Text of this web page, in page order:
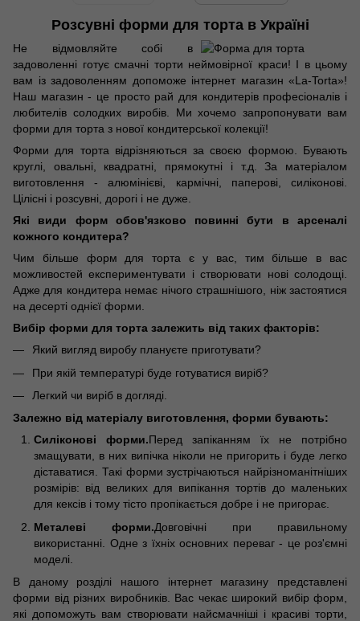
Розсувні форми для торта в Україні
Не відмовляйте собі в
задоволенні готує смачні торти неймовірної краси! І в цьому
вам із задоволенням допоможе інтернет магазин «La-Torta»!
Наш магазин - це просто рай для кондитерів професіоналів і
любителів солодких виробів. Ми хочемо запропонувати вам
форми для торта з нової кондитерської колекції!
Форми для торта відрізняються за своєю формою. Бувають
круглі, овальні, квадратні, прямокутні і т.д. За матеріалом
виготовлення - алюмінієві, кармічні, паперові, силіконові.
Цілісні і розсувні, дорогі і не дуже.
Які види форм обов'язково повинні бути в арсеналі
кожного кондитера?
Чим більше форм для торта є у вас, тим більше в вас
можливостей експериментувати і створювати нові солодощі.
Адже для кондитера немає нічого страшнішого, ніж застоятися
на десерті однієї форми.
Вибір форми для торта залежить від таких факторів:
Який вигляд виробу плануєте приготувати?
При якій температурі буде готуватися виріб?
Легкий чи виріб в догляді.
Залежно від матеріалу виготовлення, форми бувають:
Силіконові форми.Перед запіканням їх не потрібно
змащувати, в них випічка ніколи не пригорить і буде легко
діставатися. Такі форми зустрічаються найрізноманітніших
розмірів: від великих для випікання тортів до маленьких
для кексів і тому тісто пропікається добре і не пригорає.
Металеві форми.Довговічні при правильному
використанні. Одне з їхніх основних переваг - це роз'ємні
моделі.
В даному розділі нашого інтернет магазину представлені
форми від різних виробників. Вас чекає широкий вибір форм,
які допоможуть вам створювати найсмачніші і красиві торти,